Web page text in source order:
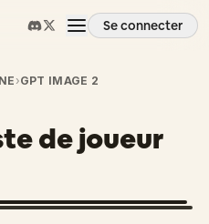
Se connecter
›GPT IMAGE 2
de joueur